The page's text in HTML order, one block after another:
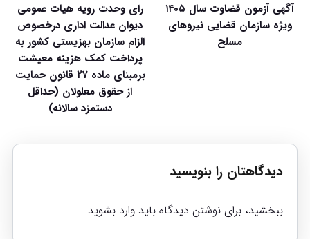
آگهی آزمون قضاوت سال ۱۴۰۵
ویژه سازمان قضایی نیروهای
مسلح
رای وحدت رویه هیات عمومی
دیوان عدالت اداری درخصوص
الزام سازمان بهزیستی کشور به
پرداخت کمک هزینه معیشت
برمبنای ماده ۲۷ قانون حمایت
از حقوق معلولان (حداقل
دستمزد سالانه)
دیدگاهتان را بنویسید
ببخشید، برای نوشتن دیدگاه باید وارد بشوید